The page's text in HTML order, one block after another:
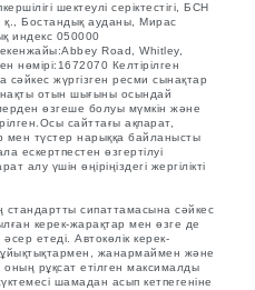
шектеулі серіктестігі, БСН
Бостандық ауданы, Мирас
индекс 050000
Road, Whitley,
нөмірі:1672070 Келтірілген
жүргізген ресми сынақтар
нақты отын шығыны осындай
өзгеше болуы мүмкін және
сайттағы ақпарат,
мен түстер нарыққа байланысты
ескертпестен өзгертілуі
алу үшін өңіріңіздегі жергілікті
стандартты сипаттамасына сәйкес
керек-жарақтар мен өзге де
етеді. Автокөлік керек-
жанармаймен және
рұқсат етілген максималды
шамадан асып кетпегеніне